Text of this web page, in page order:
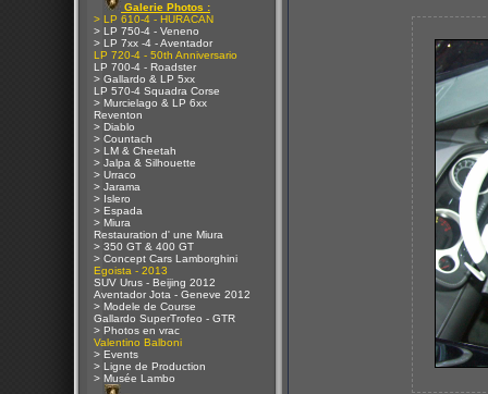
Galerie Photos :
> LP 610-4 - HURACAN
> LP 750-4 - Veneno
> LP 7xx -4 - Aventador
LP 720-4 - 50th Anniversario
LP 700-4 - Roadster
> Gallardo & LP 5xx
LP 570-4 Squadra Corse
> Murcielago & LP 6xx
Reventon
> Diablo
> Countach
> LM & Cheetah
> Jalpa & Silhouette
> Urraco
> Jarama
> Islero
> Espada
> Miura
Restauration d' une Miura
> 350 GT & 400 GT
> Concept Cars Lamborghini
Egoista - 2013
SUV Urus - Beijing 2012
Aventador Jota - Geneve 2012
> Modele de Course
Gallardo SuperTrofeo - GTR
> Photos en vrac
Valentino Balboni
> Events
> Ligne de Production
> Musée Lambo